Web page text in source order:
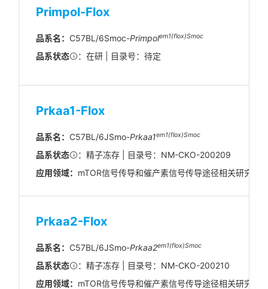
Primpol-Flox
品系名： C57BL/6Smoc-Primpolem1(flox)Smoc
品系状态 ：在研 | 目录号：待定
Prkaa1-Flox
品系名： C57BL/6JSmo-Prkaa1em1(flox)Smoc
品系状态
：精子冻存 | 目录号：NM-CKO-200209
应用领域： mTOR信号传导和催产素信号传导途径相关研究
Prkaa2-Flox
品系名： C57BL/6JSmo-Prkaa2em1(flox)Smoc
品系状态
：精子冻存 | 目录号：NM-CKO-200210
应用领域： mTOR信号传导和催产素信号传导途径相关研究